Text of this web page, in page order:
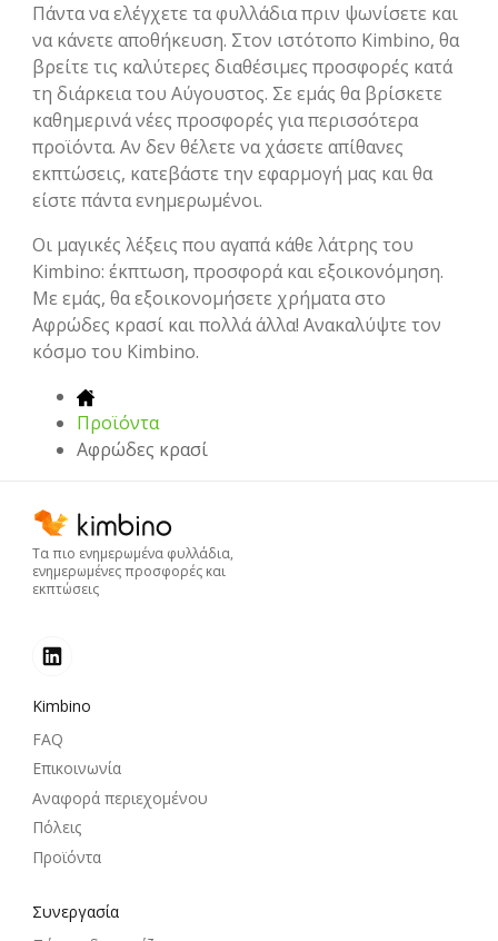
Πάντα να ελέγχετε τα φυλλάδια πριν ψωνίσετε και
να κάνετε αποθήκευση. Στον ιστότοπο Kimbino, θα
βρείτε τις καλύτερες διαθέσιμες προσφορές κατά
τη διάρκεια του Αύγουστος. Σε εμάς θα βρίσκετε
καθημερινά νέες προσφορές για περισσότερα
προϊόντα. Αν δεν θέλετε να χάσετε απίθανες
εκπτώσεις, κατεβάστε την εφαρμογή μας και θα
είστε πάντα ενημερωμένοι.
Οι μαγικές λέξεις που αγαπά κάθε λάτρης του
Kimbino: έκπτωση, προσφορά και εξοικονόμηση.
Με εμάς, θα εξοικονομήσετε χρήματα στο
Αφρώδες κρασί και πολλά άλλα! Ανακαλύψτε τον
κόσμο του Kimbino.
Προϊόντα
Αφρώδες κρασί
Τα πιο ενημερωμένα φυλλάδια,
ενημερωμένες προσφορές και
εκπτώσεις
Kimbino
FAQ
Επικοινωνία
Αναφορά περιεχομένου
Πόλεις
Προϊόντα
Συνεργασία